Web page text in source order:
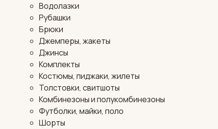
Водолазки
Рубашки
Брюки
Джемперы, жакеты
Джинсы
Комплекты
Костюмы, пиджаки, жилеты
Толстовки, свитшоты
Комбинезоны и полукомбинезоны
Футболки, майки, поло
Шорты